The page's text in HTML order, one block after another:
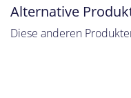
Alternative
Diese anderen